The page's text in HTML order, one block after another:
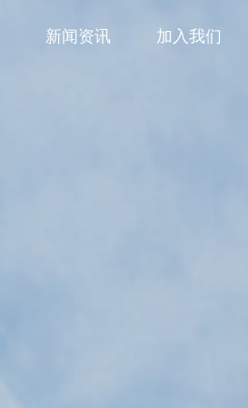
新闻资讯 加入我们